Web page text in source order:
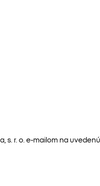
r. o. e-mailom na